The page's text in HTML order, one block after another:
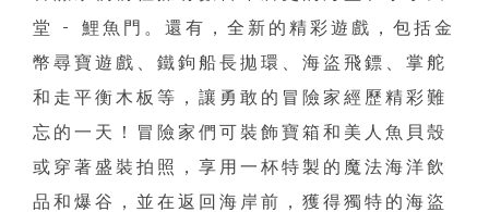
堂 - 鯉魚門。還有，全新的精彩遊戲，包括金
幣尋寶遊戲、鐵鉤船長拋環、海盜飛鏢、掌舵
和走平衡木板等，讓勇敢的冒險家經歷精彩難
忘的一天！冒險家們可裝飾寶箱和美人魚貝殼
或穿著盛裝拍照，享用一杯特製的魔法海洋飲
品和爆谷，並在返回海岸前，獲得獨特的海盜